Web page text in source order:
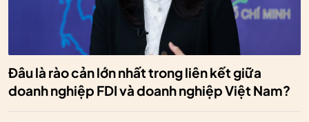
Đâu là rào cản lớn nhất trong liên kết giữa
doanh nghiệp FDI và doanh nghiệp Việt Nam?